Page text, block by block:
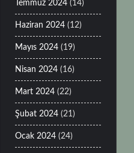
Temmuz 2024 (14)
Haziran 2024 (12)
Mayıs 2024 (19)
Nisan 2024 (16)
Mart 2024 (22)
Şubat 2024 (21)
Ocak 2024 (24)